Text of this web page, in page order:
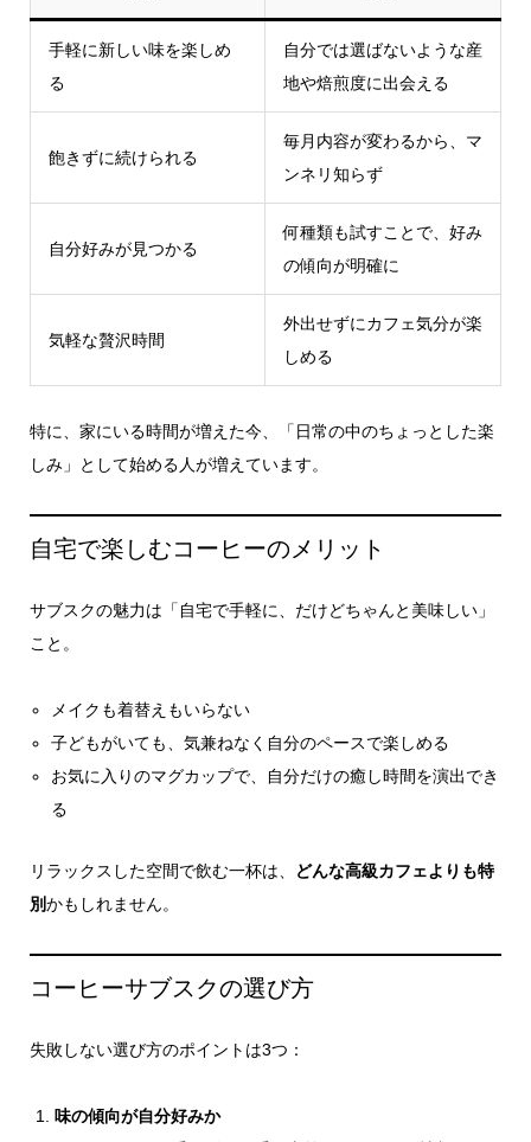
手軽に新しい味を楽しめ
る
自分では選ばないような産
地や焙煎度に出会える
飽きずに続けられる
毎月内容が変わるから、マ
ンネリ知らず
自分好みが見つかる
何種類も試すことで、好み
の傾向が明確に
気軽な贅沢時間
外出せずにカフェ気分が楽
しめる
特に、家にいる時間が増えた今、「日常の中のちょっとした楽
しみ」として始める人が増えています。
自宅で楽しむコーヒーのメリット
サブスクの魅力は「自宅で手軽に、だけどちゃんと美味しい」
こと。
メイクも着替えもいらない
子どもがいても、気兼ねなく自分のペースで楽しめる
お気に入りのマグカップで、自分だけの癒し時間を演出でき
る
リラックスした空間で飲む一杯は、
どんな高級カフェよりも特
別かもしれません。
コーヒーサブスクの選び方
失敗しない選び方のポイントは3つ：
味の傾向が自分好みか